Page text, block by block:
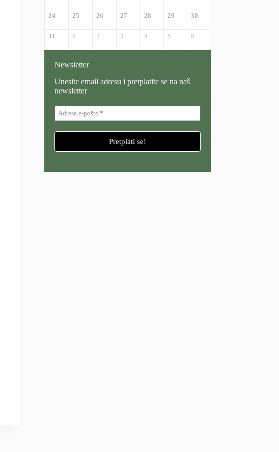
24 25 26 27 28 29 30
31 1 2 3 4 5 6
Newsletter
Unesite email adresu i pretplatite se na naš
newsletter